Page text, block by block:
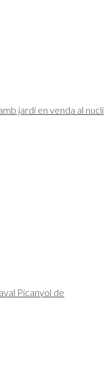
jardí en venda al nucli
Picanyol de